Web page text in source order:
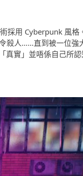
採用 Cyberpunk 風格
殺人……直到被一位強
真實」並唔係自己所